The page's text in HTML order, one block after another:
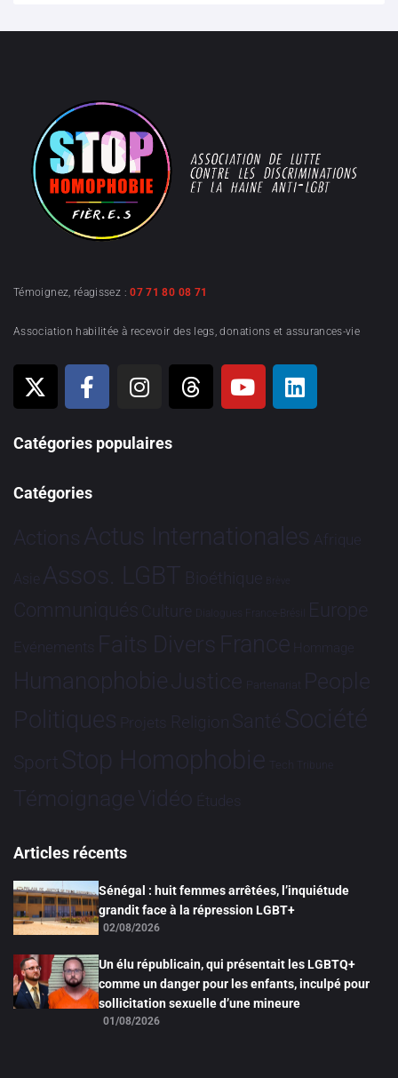
Témoignez, réagissez :07 71 80 08 71
Association habilitée à recevoir des legs, donations et assurances-vie
Catégories populaires
Catégories
Actions Actus Internationales Afrique
Asie Assos. LGBT Bioéthique Brève
Communiqués Culture Dialogues France-Brésil Europe
Evénements Faits Divers France Hommage
HumanophobieJustice Partenariat People
Politiques Projets Religion Santé Société
Sport Stop Homophobie Tech Tribune
TémoignageVidéo Études
Articles récents
Sénégal : huit femmes arrêtées, l’inquiétude
grandit face à la répression LGBT+
02/08/2026
Un élu républicain, qui présentait les LGBTQ+
comme un danger pour les enfants, inculpé pour
sollicitation sexuelle d’une mineure
01/08/2026